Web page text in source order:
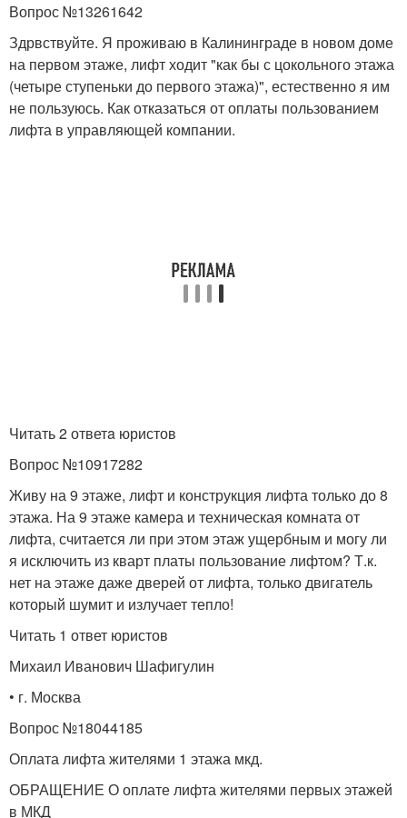
Вопрос №13261642
Здрвствуйте. Я проживаю в Калининграде в новом доме
на первом этаже, лифт ходит "как бы с цокольного этажа
(четыре ступеньки до первого этажа)", естественно я им
не пользуюсь. Как отказаться от оплаты пользованием
лифта в управляющей компании.
Читать 2 ответa юристов
Вопрос №10917282
Живу на 9 этаже, лифт и конструкция лифта только до 8
этажа. На 9 этаже камера и техническая комната от
лифта, считается ли при этом этаж ущербным и могу ли
я исключить из кварт платы пользование лифтом? Т.к.
нет на этаже даже дверей от лифта, только двигатель
который шумит и излучает тепло!
Читать 1 ответ юристов
Михаил Иванович Шафигулин
• г. Москва
Вопрос №18044185
Оплата лифта жителями 1 этажа мкд.
ОБРАЩЕНИЕ О оплате лифта жителями первых этажей
в МКД